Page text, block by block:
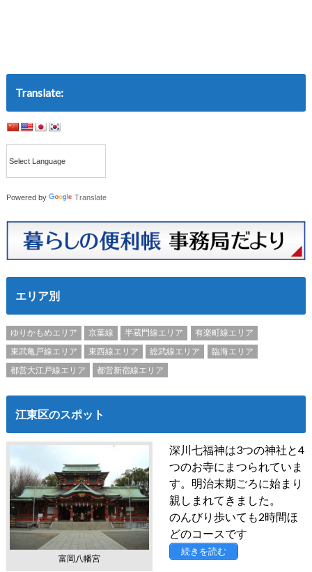
Translate:
Powered by Translate
エリア別
ゆりかもめエリア 京葉線 半蔵門線エリア
有楽町線エリア
東武亀戸線エリア
東西線エリア 総武線エリア
臨海エリア
都営大江戸線エリア
都営新宿線エリア
江東区のスポット
富岡八幡宮
深川七福神は3つの神社と4
つのお寺にまつられていま
す。明治末期ごろに始まり
親しまれてきました。
のんびり歩いても2時間ほ
どのコースです
続きを読む